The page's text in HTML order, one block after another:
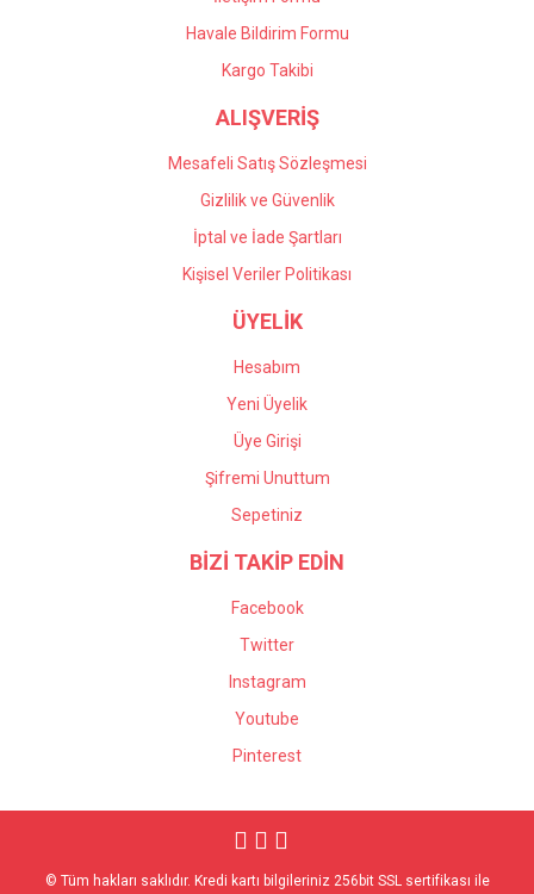
Gönder
Havale Bildirim Formu
Kargo Takibi
ALIŞVERİŞ
Mesafeli Satış Sözleşmesi
Gizlilik ve Güvenlik
İptal ve İade Şartları
Kişisel Veriler Politikası
ÜYELİK
Hesabım
Yeni Üyelik
Üye Girişi
Şifremi Unuttum
Sepetiniz
BİZİ TAKİP EDİN
Facebook
Twitter
Instagram
Youtube
Pinterest
© Tüm hakları saklıdır. Kredi kartı bilgileriniz 256bit SSL sertifikası ile